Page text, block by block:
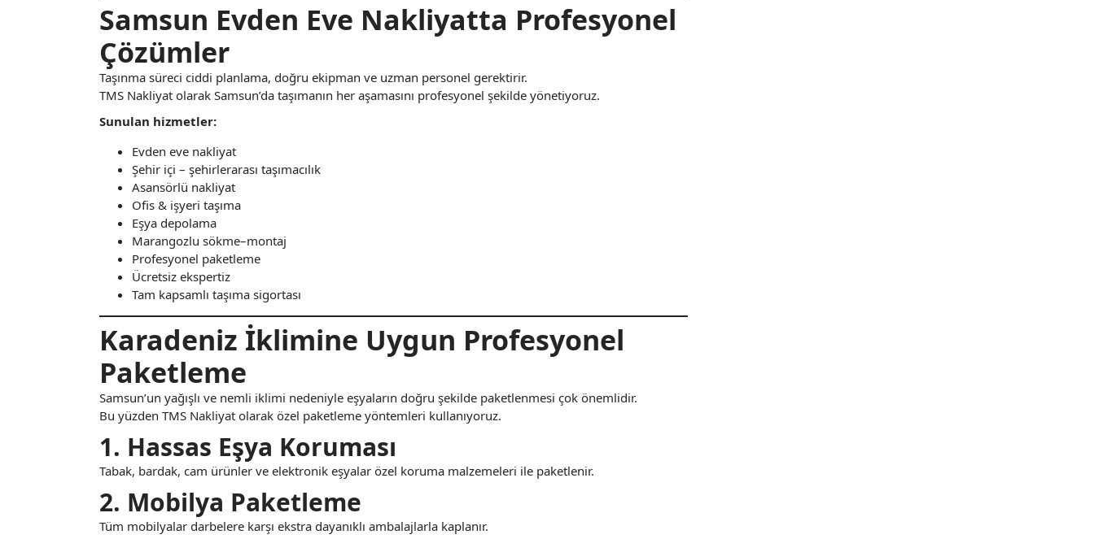
Samsun Evden Eve Nakliyatta Profesyonel
Çözümler
Taşınma süreci ciddi planlama, doğru ekipman ve uzman personel gerektirir.
TMS Nakliyat olarak Samsun’da taşımanın her aşamasını profesyonel şekilde yönetiyoruz.
Sunulan hizmetler:
Evden eve nakliyat
Şehir içi – şehirlerarası taşımacılık
Asansörlü nakliyat
Ofis & işyeri taşıma
Eşya depolama
Marangozlu sökme–montaj
Profesyonel paketleme
Ücretsiz ekspertiz
Tam kapsamlı taşıma sigortası
Karadeniz İklimine Uygun Profesyonel
Paketleme
Samsun’un yağışlı ve nemli iklimi nedeniyle eşyaların doğru şekilde paketlenmesi çok önemlidir.
Bu yüzden TMS Nakliyat olarak özel paketleme yöntemleri kullanıyoruz.
1. Hassas Eşya Koruması
Tabak, bardak, cam ürünler ve elektronik eşyalar özel koruma malzemeleri ile paketlenir.
2. Mobilya Paketleme
Tüm mobilyalar darbelere karşı ekstra dayanıklı ambalajlarla kaplanır.